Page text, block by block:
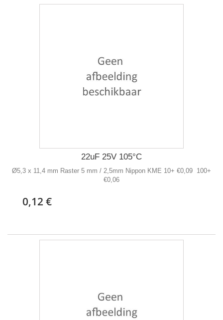
22uF 25V 105°C
Ø5,3 x 11,4 mm Raster 5 mm / 2,5mm Nippon KME 10+ €0,09 100+
€0,06
0,12 €